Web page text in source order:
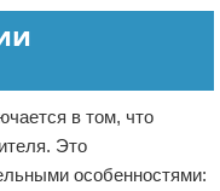
в том, что
Это
особенностями: